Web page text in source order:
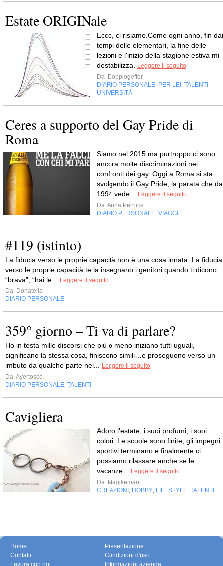
Estate ORIGINale
Ecco, ci risiamo.Come ogni anno, fin dai
tempi delle elementari, la fine delle
lezioni e l'inizio della stagione estiva mi
destabilizza.
Leggere il seguito
Da Doppiogeffer
DIARIO PERSONALE PER LEI TALENTI
UNIVERSITÀ
Ceres a supporto del Gay Pride di
Roma
Siamo nel 2015 ma purtroppo ci sono
ancora molte discriminazioni nei
confronti dei gay. Oggi a Roma si sta
svolgendo il Gay Pride, la parata che
1994 vede...
Leggere il seguito
Da Anna Pernice
DIARIO PERSONALE VIAGGI
#119 (istinto)
La fiducia verso le proprie capacità non è una cosa innata. La fiducia
verso le proprie capacità te la insegnano i genitori quando ti dicono
“brava”, “hai le...
Leggere il seguito
Da Donatella
DIARIO PERSONALE
359° giorno – Ti va di parlare?
Ho in testa mille discorsi che più o meno iniziano tutti uguali,
significano la stessa cosa, finiscono simili…e proseguono verso un
imbuto da qualche parte nel...
Leggere il seguito
Da Ayertosco
DIARIO PERSONALE TALENTI
Cavigliera
Adoro l'estate, i suoi profumi, i suoi
colori. Le scuole sono finite, gli impegni
sportivi terminano e finalmente ci
possiamo rilassare anche se le
vacanze...
Leggere il seguito
Da Magikemani
CREAZIONI HOBBY LIFESTYLE TALENTI
Home
Contatti
Lavora con noi
Presentazione
Condizioni d'uso
Informazioni azienda